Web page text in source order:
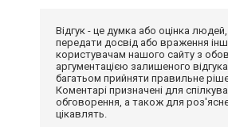
Відгук - це думка або оцінка
передати досвід або враження
користувачам нашого сайту з
аргументацією залишеного
багатьом прийняти правильне
Коментарі призначені для
обговорення, а також для
цікавлять.